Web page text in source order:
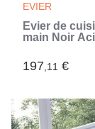
EVIER
Évier de
main Noir
197,11 €